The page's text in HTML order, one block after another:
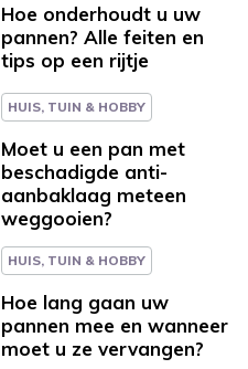
Hoe onderhoudt u uw
pannen? Alle feiten en
tips op een rijtje
HUIS, TUIN & HOBBY
Moet u een pan met
beschadigde anti-
aanbaklaag meteen
weggooien?
HUIS, TUIN & HOBBY
Hoe lang gaan uw
pannen mee en wanneer
moet u ze vervangen?